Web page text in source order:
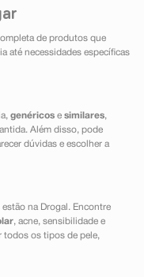
de produtos que
até necessidades específicas
genéricose similares,
Além disso, pode
dúvidas e escolher a
na Drogal. Encontre
, acne, sensibilidade e
todos os tipos de pele,